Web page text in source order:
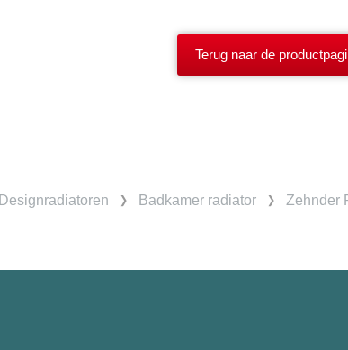
Terug naar de
Designradiatoren Badkamer radiator Zehnder